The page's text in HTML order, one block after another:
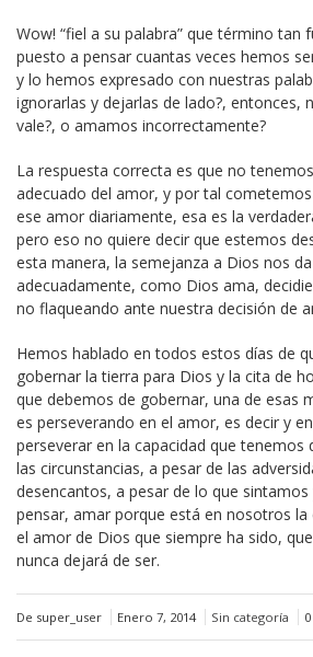
Wow! “fiel a su palabra” que término tan
puesto a pensar cuantas veces hemos
y lo hemos expresado con nuestras
ignorarlas y dejarlas de lado?, entonces,
vale?, o amamos incorrectamente?
La respuesta correcta es que no
adecuado del amor, y por tal
ese amor diariamente, esa es la
pero eso no quiere decir que estemos
esta manera, la semejanza a Dios nos
adecuadamente, como Dios ama,
no flaqueando ante nuestra decisión de
Hemos hablado en todos estos días de
gobernar la tierra para Dios y la cita de
que debemos de gobernar, una de esas
es perseverando en el amor, es decir y
perseverar en la capacidad que tenemos
las circunstancias, a pesar de las
desencantos, a pesar de lo que
pensar, amar porque está en nosotros la
el amor de Dios que siempre ha sido,
nunca dejará de ser.
De super_user Enero 7, 2014 Sin categoría